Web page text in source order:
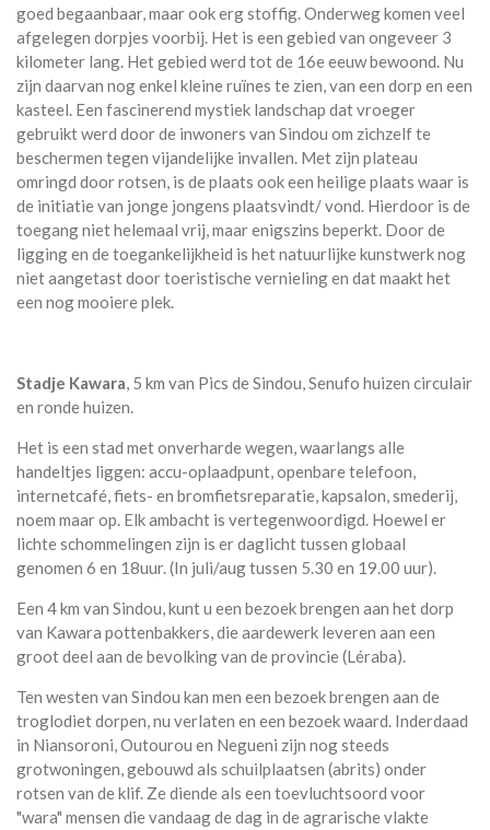
goed begaanbaar, maar ook erg stoffig. Onderweg komen veel
afgelegen dorpjes voorbij. Het is een gebied van ongeveer 3
kilometer lang. Het gebied werd tot de 16e eeuw bewoond. Nu
zijn daarvan nog enkel kleine ruïnes te zien, van een dorp en een
kasteel. Een fascinerend mystiek landschap dat vroeger
gebruikt werd door de inwoners van Sindou om zichzelf te
beschermen tegen vijandelijke invallen. Met zijn plateau
omringd door rotsen, is de plaats ook een heilige plaats waar is
de initiatie van jonge jongens plaatsvindt/ vond. Hierdoor is de
toegang niet helemaal vrij, maar enigszins beperkt. Door de
ligging en de toegankelijkheid is het natuurlijke kunstwerk nog
niet aangetast door toeristische vernieling en dat maakt het
een nog mooiere plek.
Stadje Kawara, 5 km van Pics de Sindou, Senufo huizen circulair
en ronde huizen.
Het is een stad met onverharde wegen, waarlangs alle
handeltjes liggen: accu-oplaadpunt, openbare telefoon,
internetcafé, fiets- en bromfietsreparatie, kapsalon, smederij,
noem maar op. Elk ambacht is vertegenwoordigd. Hoewel er
lichte schommelingen zijn is er daglicht tussen globaal
genomen 6 en 18uur. (In juli/aug tussen 5.30 en 19.00 uur).
Een 4 km van Sindou, kunt u een bezoek brengen aan het dorp
van Kawara pottenbakkers, die aardewerk leveren aan een
groot deel aan de bevolking van de provincie (Léraba).
Ten westen van Sindou kan men een bezoek brengen aan de
troglodiet dorpen, nu verlaten en een bezoek waard. Inderdaad
in Niansoroni, Outourou en Negueni zijn nog steeds
grotwoningen, gebouwd als schuilplaatsen (abrits) onder
rotsen van de klif. Ze diende als een toevluchtsoord voor
"wara" mensen die vandaag de dag in de agrarische vlakte